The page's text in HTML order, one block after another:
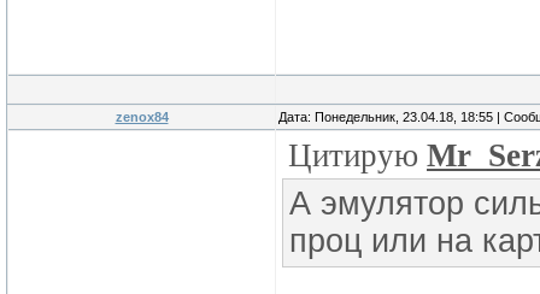
zenox84 Дата: Понедельник, 23.04.18, 18:55 |
Цитирую
А эмулятор
проц или на